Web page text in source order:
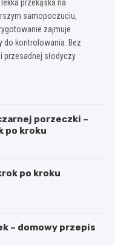
przekąska na
samopoczuciu,
zajmuje
do kontrolowania. Bez
słodyczy
porzeczki –
po kroku
po kroku
– domowy przepis